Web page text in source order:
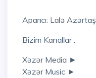
Aparıcı: Lalə Azərtaş
Bizim Kanallar :
Xəzər Media ►
Xəzər Music ►